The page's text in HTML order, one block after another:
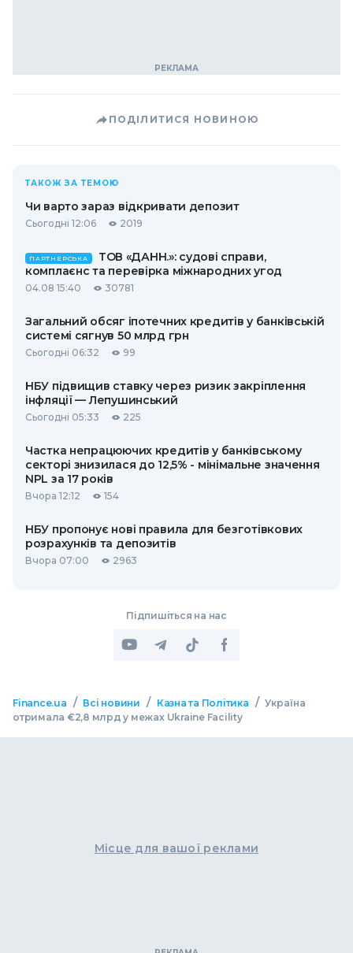
ПОДІЛИТИСЯ НОВИНОЮ
ТАКОЖ ЗА ТЕМОЮ
Чи варто зараз відкривати депозит
Сьогодні 12:06 2019
ПАРТНЕРСЬКА
ТОВ «ДАНН.»: судові справи,
комплаєнс та перевірка міжнародних угод
04.08 15:40 30781
Загальний обсяг іпотечних кредитів у банківській
системі сягнув 50 млрд грн
Сьогодні 06:32 99
НБУ підвищив ставку через ризик закріплення
інфляції — Лепушинський
Сьогодні 05:33 225
Частка непрацюючих кредитів у банківському
секторі знизилася до 12,5% - мінімальне значення
NPL за 17 років
Вчора 12:12 154
НБУ пропонує нові правила для безготівкових
розрахунків та депозитів
Вчора 07:00 2963
Підпишіться на нас
Finance.ua / Всі новини / Казна та Політика / Україна
отримала €2,8 млрд у межах Ukraine Facility
Місце для вашої реклами